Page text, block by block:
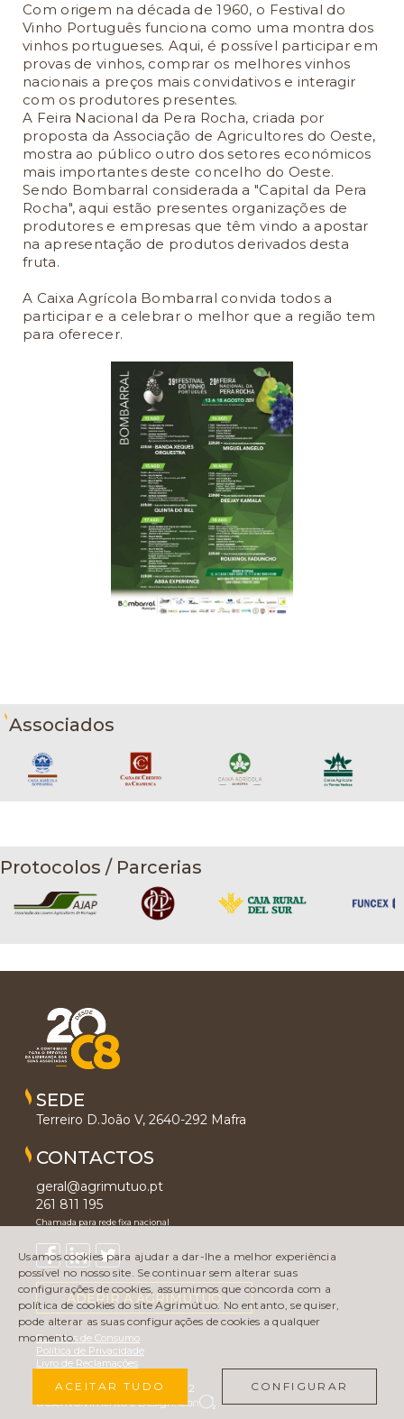
Com origem na década de 1960, o Festival do
Vinho Português funciona como uma montra dos
vinhos portugueses. Aqui, é possível participar em
provas de vinhos, comprar os melhores vinhos
nacionais a preços mais convidativos e interagir
com os produtores presentes.
A Feira Nacional da Pera Rocha, criada por
proposta da Associação de Agricultores do Oeste,
mostra ao público outro dos setores económicos
mais importantes deste concelho do Oeste.
Sendo Bombarral considerada a "Capital da Pera
Rocha", aqui estão presentes organizações de
produtores e empresas que têm vindo a apostar
na apresentação de produtos derivados desta
fruta.
A Caixa Agrícola Bombarral convida todos a
participar e a celebrar o melhor que a região tem
para oferecer.
Associados
Protocolos / Parcerias
SEDE
Terreiro D.João V, 2640-292 Mafra
CONTACTOS
geral@agrimutuo.pt
261 811 195
Chamada para rede fixa nacional
ADERIR À AGRIMÚTUO
Conflitos de Consumo
Política de Privacidade
Livro de Reclamações
Copyright © Agrimútuo 2022
Desenvolvimento e Design:
Usamos cookies para ajudar a dar-lhe a melhor experiência
possível no nosso site. Se continuar sem alterar suas
configurações de cookies, assumimos que concorda com a
política de cookies do site Agrimútuo. No entanto, se quiser,
pode alterar as suas configurações de cookies a qualquer
momento.
ACEITAR TUDO CONFIGURAR